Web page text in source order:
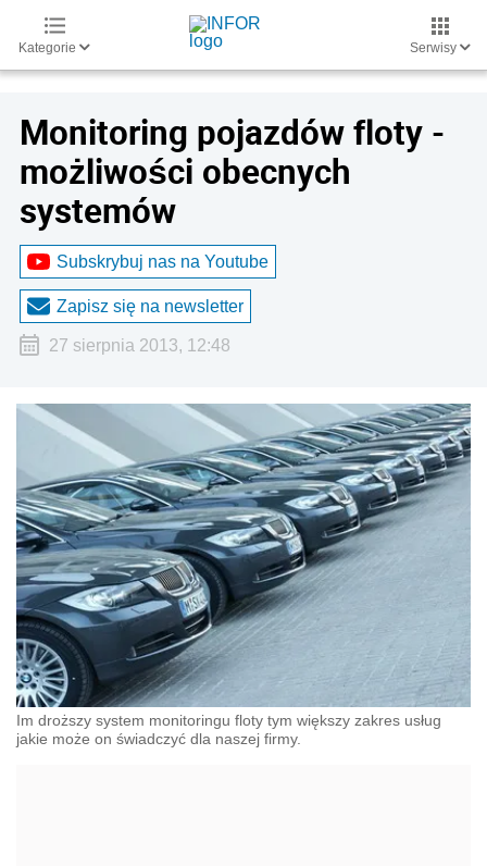
Kategorie Serwisy
Monitoring pojazdów floty -
możliwości obecnych
systemów
Subskrybuj nas na Youtube
Zapisz się na newsletter
27 sierpnia 2013, 12:48
Im droższy system monitoringu floty tym większy zakres usług
jakie może on świadczyć dla naszej firmy.